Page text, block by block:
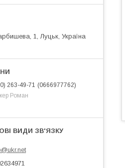
1, Луцьк, Україна
263-49-71
0666977762
Роман